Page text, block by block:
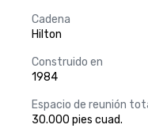
Cadena
Hilton
Construido en
1984
Espacio de reunión
30.000 pies cuad.